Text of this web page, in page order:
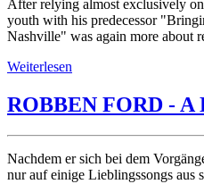
After relying almost exclusively
youth with his predecessor
Nashville" was again more about
Weiterlesen
ROBBEN FORD - A
Nachdem er sich bei dem
nur auf einige Lieblingssongs aus